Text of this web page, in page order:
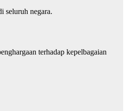
seluruh negara.
terhadap kepelbagaian